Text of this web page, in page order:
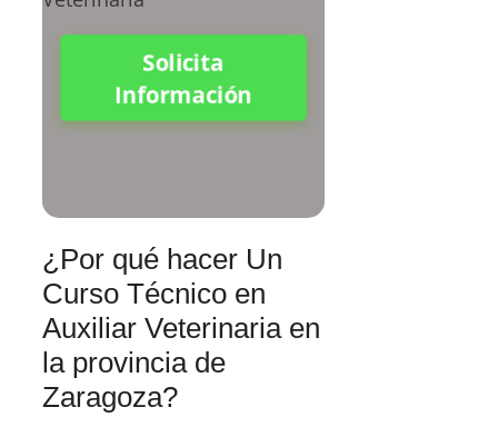
Solicita
Información
¿Por qué hacer Un
Curso Técnico en
Auxiliar Veterinaria en
la provincia de
Zaragoza?